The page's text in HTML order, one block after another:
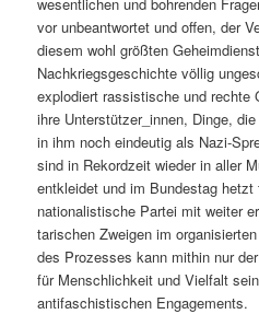
vor unbeant­wortet und offen, der
diesem wohl größten
Nachkriegs­geschichte völ­lig
explodiert ras­sis­tis­che und rechte
ihre Unterstützer_innen, Dinge,
in ihm noch ein­deutig als Nazi-
sind in Reko­rdzeit wieder in aller
entk­lei­det und im Bun­destag
nation­al­is­tis­che Partei mit weit­er
tarischen Zweigen im
des Prozess­es kann mithin nur
für Men­schlichkeit und Vielfalt
antifaschis­tis­chen Engagements.